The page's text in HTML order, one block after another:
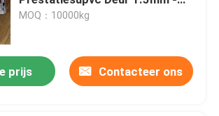
3mm
MOQ：10000kg
prijs Contacteer ons